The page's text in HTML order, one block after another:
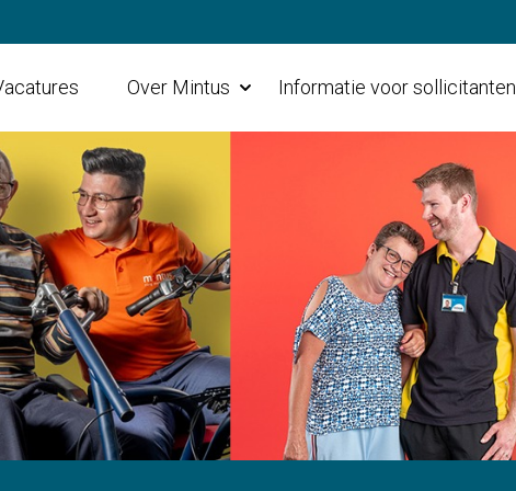
Over Mintus Informatie voor sollicitanten